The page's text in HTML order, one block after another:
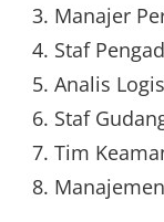
Manajer
Staf
Analis
Staf
Tim